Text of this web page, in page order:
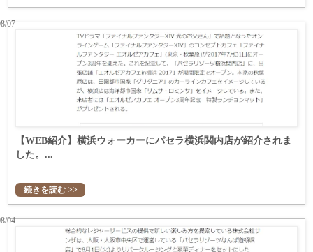
【WEB紹介】横浜ウォーカーにパセラ横浜関内店が紹介されま
した。...
07
続きを読む >>
04